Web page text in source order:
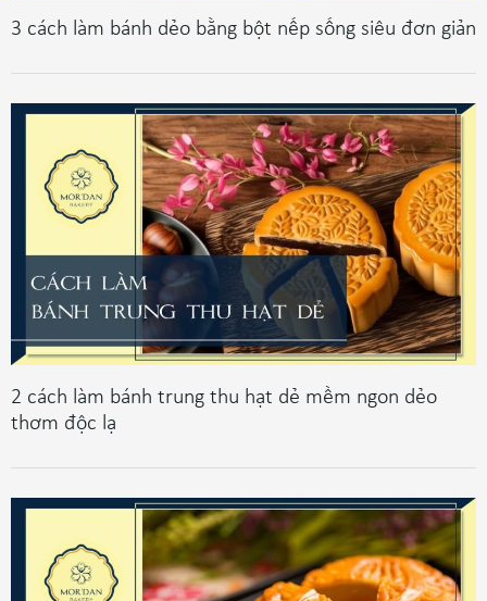
3 cách làm bánh dẻo bằng bột nếp sống siêu đơn giản
2 cách làm bánh trung thu hạt dẻ mềm ngon dẻo
thơm độc lạ